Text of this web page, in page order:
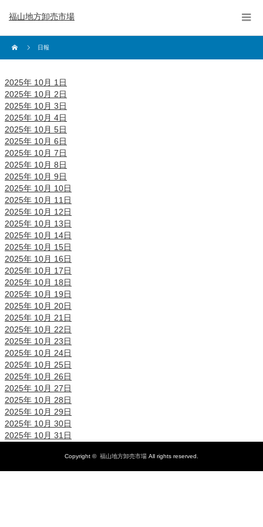
福山地方卸売市場
日報
2025年 10月 1日
2025年 10月 2日
2025年 10月 3日
2025年 10月 4日
2025年 10月 5日
2025年 10月 6日
2025年 10月 7日
2025年 10月 8日
2025年 10月 9日
2025年 10月 10日
2025年 10月 11日
2025年 10月 12日
2025年 10月 13日
2025年 10月 14日
2025年 10月 15日
2025年 10月 16日
2025年 10月 17日
2025年 10月 18日
2025年 10月 19日
2025年 10月 20日
2025年 10月 21日
2025年 10月 22日
2025年 10月 23日
2025年 10月 24日
2025年 10月 25日
2025年 10月 26日
2025年 10月 27日
2025年 10月 28日
2025年 10月 29日
2025年 10月 30日
2025年 10月 31日
Copyright © 福山地方卸売市場 All rights reserved.